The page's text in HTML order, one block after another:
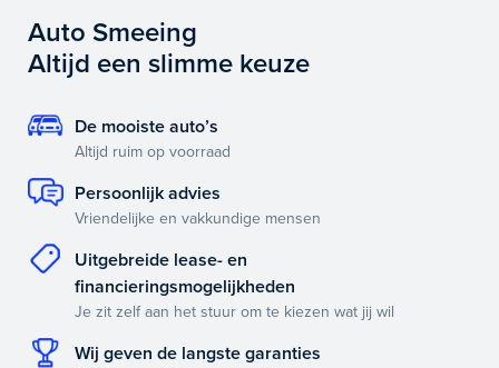
Auto Smeeing
Altijd een slimme keuze
De mooiste auto’s
Altijd ruim op voorraad
Persoonlijk advies
Vriendelijke en vakkundige mensen
Uitgebreide lease- en
financieringsmogelijkheden
Je zit zelf aan het stuur om te kiezen wat jij wil
Wij geven de langste garanties